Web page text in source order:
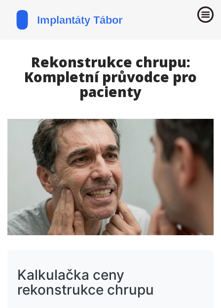
Rekonstrukce chrupu:
Kompletní průvodce pro
pacienty
Kalkulačka ceny
rekonstrukce chrupu